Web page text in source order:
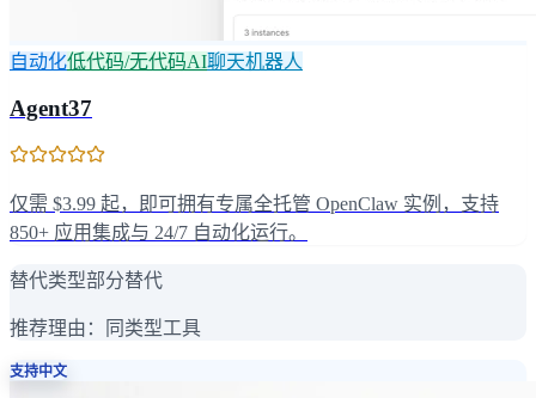
自动化低代码/无代码AI聊天机器人
Agent37
仅需 $3.99 起，即可拥有专属全托管 OpenClaw 实例，支持
850+ 应用集成与 24/7 自动化运行。
替代类型部分替代
推荐理由： 同类型工具
支持中文